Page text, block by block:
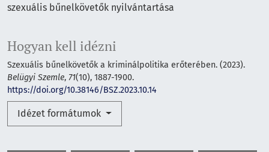
szexuális bűnelkövetők nyilvántartása
Hogyan kell idézni
Szexuális bűnelkövetők a kriminálpolitika erőterében. (2023).
Belügyi Szemle, 71(10), 1887-1900.
https://doi.org/10.38146/BSZ.2023.10.14
Idézet formátumok